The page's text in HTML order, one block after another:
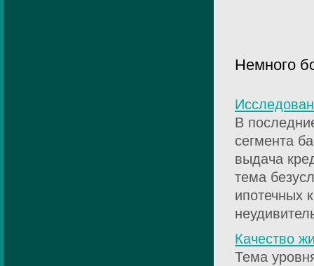
Немного
В
сегмента
выдача
тема
ипотечных
Качество
Тема